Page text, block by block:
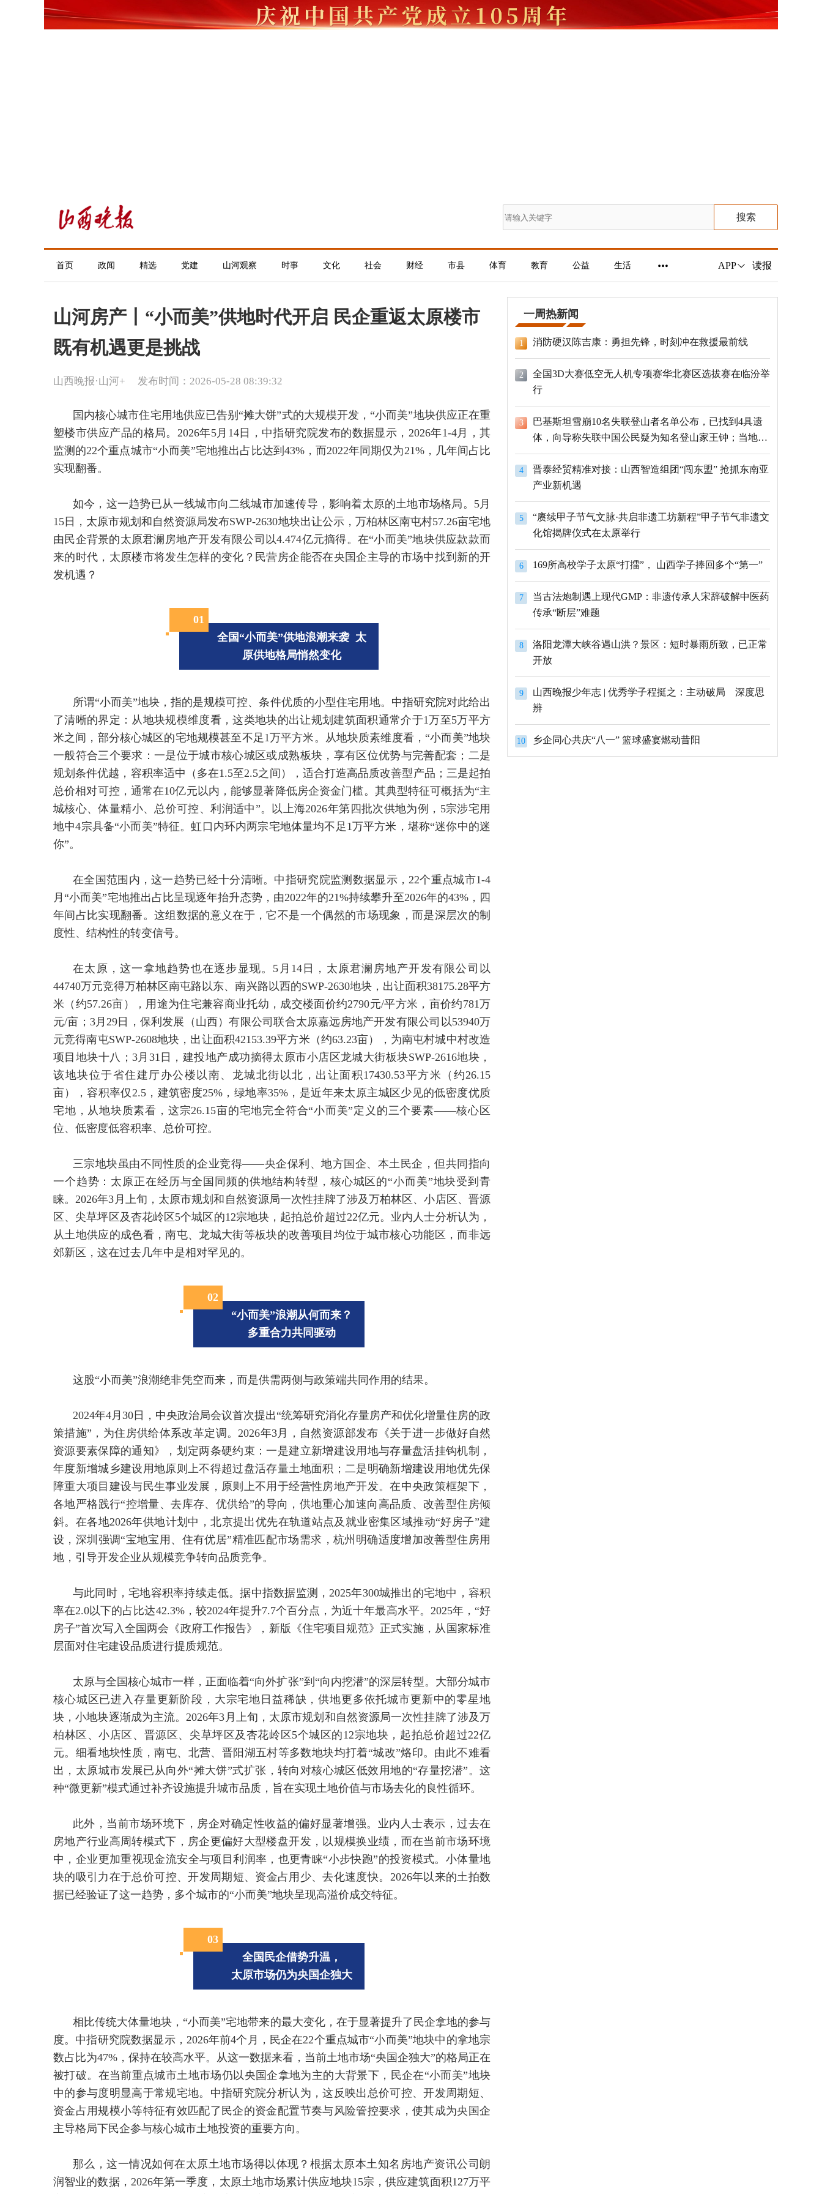
搜索
首页 政闻 精选 党建 山河观察 时事 文化 社会 财经 市县 体育 教育 公益 生活 APP 读报
山河房产丨“小而美”供地时代开启 民企重返太原楼市
既有机遇更是挑战
山西晚报·山河+ 发布时间：2026-05-28 08:39:32
国内核心城市住宅用地供应已告别“摊大饼”式的大规模开发，“小而美”地块供应正在重
塑楼市供应产品的格局。2026年5月14日，中指研究院发布的数据显示，2026年1-4月，其
监测的22个重点城市“小而美”宅地推出占比达到43%，而2022年同期仅为21%，几年间占比
实现翻番。
如今，这一趋势已从一线城市向二线城市加速传导，影响着太原的土地市场格局。5月
15日，太原市规划和自然资源局发布SWP-2630地块出让公示，万柏林区南屯村57.26亩宅地
由民企背景的太原君澜房地产开发有限公司以4.474亿元摘得。在“小而美”地块供应款款而
来的时代，太原楼市将发生怎样的变化？民营房企能否在央国企主导的市场中找到新的开
发机遇？
01
全国“小而美”供地浪潮来袭 太
原供地格局悄然变化
所谓“小而美”地块，指的是规模可控、条件优质的小型住宅用地。中指研究院对此给出
了清晰的界定：从地块规模维度看，这类地块的出让规划建筑面积通常介于1万至5万平方
米之间，部分核心城区的宅地规模甚至不足1万平方米。从地块质素维度看，“小而美”地块
一般符合三个要求：一是位于城市核心城区或成熟板块，享有区位优势与完善配套；二是
规划条件优越，容积率适中（多在1.5至2.5之间），适合打造高品质改善型产品；三是起拍
总价相对可控，通常在10亿元以内，能够显著降低房企资金门槛。其典型特征可概括为“主
城核心、体量精小、总价可控、利润适中”。以上海2026年第四批次供地为例，5宗涉宅用
地中4宗具备“小而美”特征。虹口内环内两宗宅地体量均不足1万平方米，堪称“迷你中的迷
你”。
在全国范围内，这一趋势已经十分清晰。中指研究院监测数据显示，22个重点城市1-4
月“小而美”宅地推出占比呈现逐年抬升态势，由2022年的21%持续攀升至2026年的43%，四
年间占比实现翻番。这组数据的意义在于，它不是一个偶然的市场现象，而是深层次的制
度性、结构性的转变信号。
在太原，这一拿地趋势也在逐步显现。5月14日，太原君澜房地产开发有限公司以
44740万元竞得万柏林区南屯路以东、南兴路以西的SWP-2630地块，出让面积38175.28平方
米（约57.26亩），用途为住宅兼容商业托幼，成交楼面价约2790元/平方米，亩价约781万
元/亩；3月29日，保利发展（山西）有限公司联合太原嘉远房地产开发有限公司以53940万
元竞得南屯SWP-2608地块，出让面积42153.39平方米（约63.23亩），为南屯村城中村改造
项目地块十八；3月31日，建投地产成功摘得太原市小店区龙城大街板块SWP-2616地块，
该地块位于省住建厅办公楼以南、龙城北街以北，出让面积17430.53平方米（约26.15
亩），容积率仅2.5，建筑密度25%，绿地率35%，是近年来太原主城区少见的低密度优质
宅地，从地块质素看，这宗26.15亩的宅地完全符合“小而美”定义的三个要素——核心区
位、低密度低容积率、总价可控。
三宗地块虽由不同性质的企业竞得——央企保利、地方国企、本土民企，但共同指向
一个趋势：太原正在经历与全国同频的供地结构转型，核心城区的“小而美”地块受到青
睐。2026年3月上旬，太原市规划和自然资源局一次性挂牌了涉及万柏林区、小店区、晋源
区、尖草坪区及杏花岭区5个城区的12宗地块，起拍总价超过22亿元。业内人士分析认为，
从土地供应的成色看，南屯、龙城大街等板块的改善项目均位于城市核心功能区，而非远
郊新区，这在过去几年中是相对罕见的。
02
“小而美”浪潮从何而来？
多重合力共同驱动
这股“小而美”浪潮绝非凭空而来，而是供需两侧与政策端共同作用的结果。
2024年4月30日，中央政治局会议首次提出“统筹研究消化存量房产和优化增量住房的政
策措施”，为住房供给体系改革定调。2026年3月，自然资源部发布《关于进一步做好自然
资源要素保障的通知》，划定两条硬约束：一是建立新增建设用地与存量盘活挂钩机制，
年度新增城乡建设用地原则上不得超过盘活存量土地面积；二是明确新增建设用地优先保
障重大项目建设与民生事业发展，原则上不用于经营性房地产开发。在中央政策框架下，
各地严格践行“控增量、去库存、优供给”的导向，供地重心加速向高品质、改善型住房倾
斜。在各地2026年供地计划中，北京提出优先在轨道站点及就业密集区域推动“好房子”建
设，深圳强调“宝地宝用、住有优居”精准匹配市场需求，杭州明确适度增加改善型住房用
地，引导开发企业从规模竞争转向品质竞争。
与此同时，宅地容积率持续走低。据中指数据监测，2025年300城推出的宅地中，容积
率在2.0以下的占比达42.3%，较2024年提升7.7个百分点，为近十年最高水平。2025年，“好
房子”首次写入全国两会《政府工作报告》，新版《住宅项目规范》正式实施，从国家标准
层面对住宅建设品质进行提质规范。
太原与全国核心城市一样，正面临着“向外扩张”到“向内挖潜”的深层转型。大部分城市
核心城区已进入存量更新阶段，大宗宅地日益稀缺，供地更多依托城市更新中的零星地
块，小地块逐渐成为主流。2026年3月上旬，太原市规划和自然资源局一次性挂牌了涉及万
柏林区、小店区、晋源区、尖草坪区及杏花岭区5个城区的12宗地块，起拍总价超过22亿
元。细看地块性质，南屯、北营、晋阳湖五村等多数地块均打着“城改”烙印。由此不难看
出，太原城市发展已从向外“摊大饼”式扩张，转向对核心城区低效用地的“存量挖潜”。这
种“微更新”模式通过补齐设施提升城市品质，旨在实现土地价值与市场去化的良性循环。
此外，当前市场环境下，房企对确定性收益的偏好显著增强。业内人士表示，过去在
房地产行业高周转模式下，房企更偏好大型楼盘开发，以规模换业绩，而在当前市场环境
中，企业更加重视现金流安全与项目利润率，也更青睐“小步快跑”的投资模式。小体量地
块的吸引力在于总价可控、开发周期短、资金占用少、去化速度快。2026年以来的土拍数
据已经验证了这一趋势，多个城市的“小而美”地块呈现高溢价成交特征。
03
全国民企借势升温，
太原市场仍为央国企独大
相比传统大体量地块，“小而美”宅地带来的最大变化，在于显著提升了民企拿地的参与
度。中指研究院数据显示，2026年前4个月，民企在22个重点城市“小而美”地块中的拿地宗
数占比为47%，保持在较高水平。从这一数据来看，当前土地市场“央国企独大”的格局正在
被打破。在当前重点城市土地市场仍以央国企拿地为主的大背景下，民企在“小而美”地块
中的参与度明显高于常规宅地。中指研究院分析认为，这反映出总价可控、开发周期短、
资金占用规模小等特征有效匹配了民企的资金配置节奏与风险管控要求，使其成为央国企
主导格局下民企参与核心城市土地投资的重要方向。
那么，这一情况如何在太原土地市场得以体现？根据太原本土知名房地产资讯公司朗
润智业的数据，2026年第一季度，太原土地市场累计供应地块15宗，供应建筑面积127万平
一周热新闻
1 消防硬汉陈吉康：勇担先锋，时刻冲在救援最前线
2
全国3D大赛低空无人机专项赛华北赛区选拔赛在临汾举
行
3
巴基斯坦雪崩10名失联登山者名单公布，已找到4具遗
体，向导称失联中国公民疑为知名登山家王钟；当地官
员：已定位到3个追踪器
4
晋泰经贸精准对接：山西智造组团“闯东盟” 抢抓东南亚
产业新机遇
5
“赓续甲子节气文脉·共启非遗工坊新程”甲子节气非遗文
化馆揭牌仪式在太原举行
6 169所高校学子太原“打擂”， 山西学子捧回多个“第一”
7
当古法炮制遇上现代GMP：非遗传承人宋辞破解中医药
传承“断层”难题
8
洛阳龙潭大峡谷遇山洪？景区：短时暴雨所致，已正常
开放
9
山西晚报少年志 | 优秀学子程挺之：主动破局 深度思
辨
10 乡企同心共庆“八一” 篮球盛宴燃动昔阳